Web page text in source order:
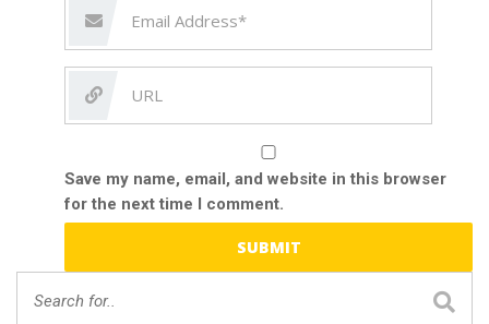
Save my name, email, and website in this browser
for the next time I comment.